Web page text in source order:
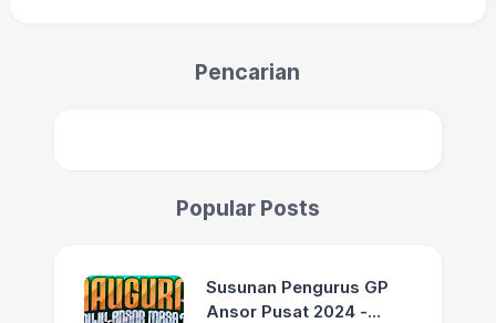
Pencarian
Popular Posts
Susunan Pengurus GP
Ansor Pusat 2024 -